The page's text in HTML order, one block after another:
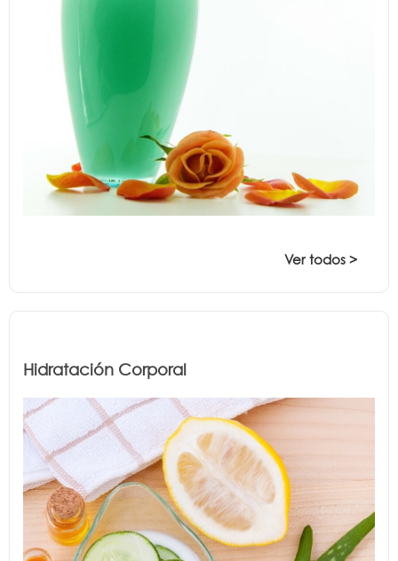
Ver todos >
Hidratación Corporal